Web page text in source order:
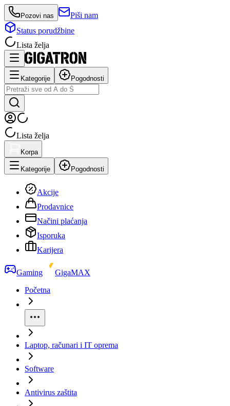
Pozovi nas
Piši nam
Status porudžbine
Lista želja
Kategorije Pogodnosti
Lista želja
Korpa
Kategorije Pogodnosti
Akcije
Prodavnice
Načini plaćanja
Isporuka
Karijera
Gaming
GigaMAX
Početna
Laptop, računari i IT oprema
Software
Antivirus zaštita